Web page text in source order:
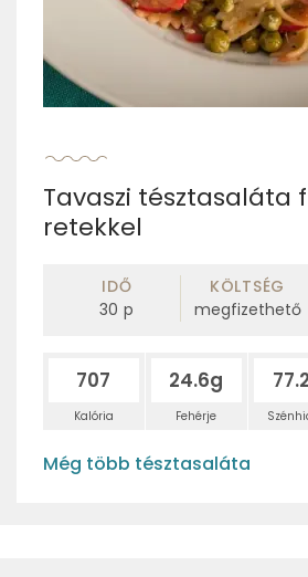
Tavaszi tésztasaláta
retekkel
IDŐ
30 p
KÖLTSÉG
megfizethető
707
Kalória
24.6g
Fehérje
Még több tésztasaláta